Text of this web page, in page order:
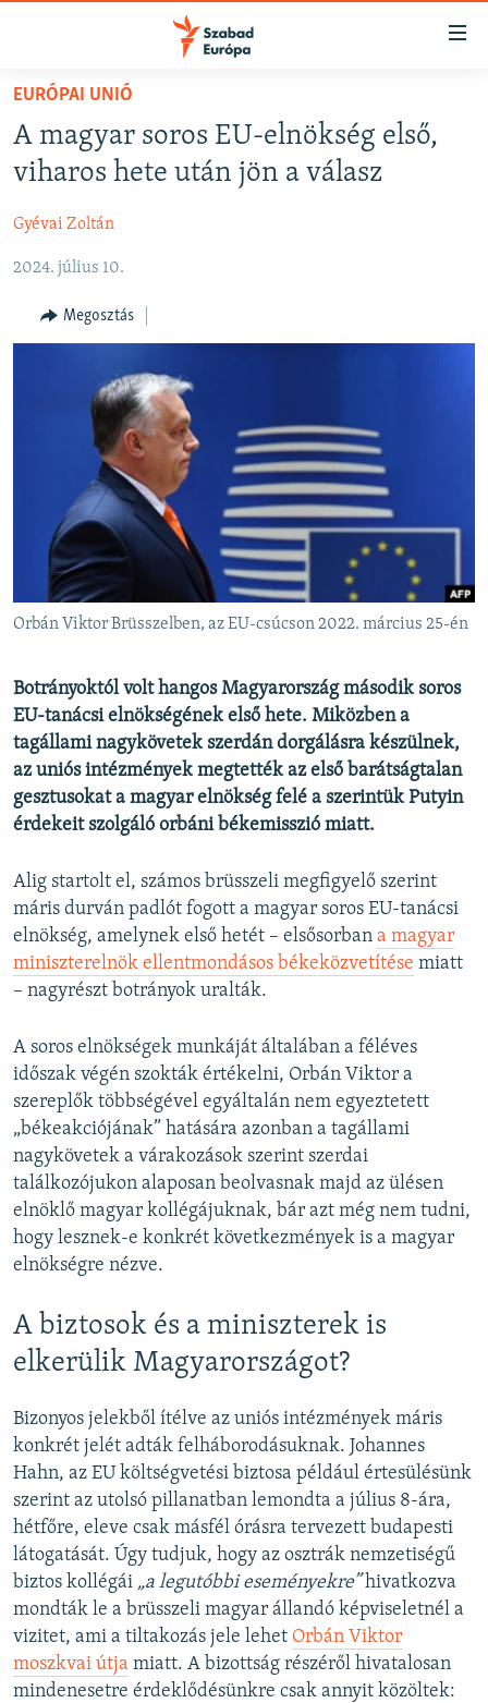
Akadálymentes
Ugrás
fő
oldalra
Ugrás
AKTUÁLIS
VIDEÓK
ELEMZŐ
NER15
TÁRSADALOM
DEMOKRÁCIA
A PÉNZ NYOMÁBAN
EURÓPAI UNIÓ
VILÁG
KLÍMAVÁLTOZÁS
A MÚLT TANULSÁGAI
KÖVESSEN MINKET!
Valamennyi RFE/RL weboldal
EURÓPAI UNIÓ
A magyar soros EU-elnökség első,
viharos hete után jön a válasz
Gyévai Zoltán
2024. július 10.
Megosztás
Orbán Viktor Brüsszelben, az EU-csúcson 2022. március 25-én
Botrányoktól volt hangos Magyarország második soros
EU-tanácsi elnökségének első hete. Miközben a
tagállami nagykövetek szerdán dorgálásra készülnek,
az uniós intézmények megtették az első barátságtalan
gesztusokat a magyar elnökség felé a szerintük Putyin
érdekeit szolgáló orbáni békemisszió miatt.
Alig startolt el, számos brüsszeli megfigyelő szerint
máris durván padlót fogott a magyar soros EU-tanácsi
elnökség, amelynek első hetét – elsősorban a magyar
miniszterelnök ellentmondásos békeközvetítése miatt
– nagyrészt botrányok uralták.
A soros elnökségek munkáját általában a féléves
időszak végén szokták értékelni, Orbán Viktor a
szereplők többségével egyáltalán nem egyeztetett
„békeakciójának” hatására azonban a tagállami
nagykövetek a várakozások szerint szerdai
találkozójukon alaposan beolvasnak majd az ülésen
elnöklő magyar kollégájuknak, bár azt még nem tudni,
hogy lesznek-e konkrét következmények is a magyar
elnökségre nézve.
A biztosok és a miniszterek is
elkerülik Magyarországot?
Bizonyos jelekből ítélve az uniós intézmények máris
konkrét jelét adták felháborodásuknak. Johannes
Hahn, az EU költségvetési biztosa például értesülésünk
szerint az utolsó pillanatban lemondta a július 8-ára,
hétfőre, eleve csak másfél órásra tervezett budapesti
látogatását. Úgy tudjuk, hogy az osztrák nemzetiségű
biztos kollégái „a legutóbbi eseményekre”hivatkozva
mondták le a brüsszeli magyar állandó képviseletnél a
vizitet, ami a tiltakozás jele lehet Orbán Viktor
moszkvai útja miatt. A bizottság részéről hivatalosan
mindenesetre érdeklődésünkre csak annyit közöltek:
FELIRATKOZÁS